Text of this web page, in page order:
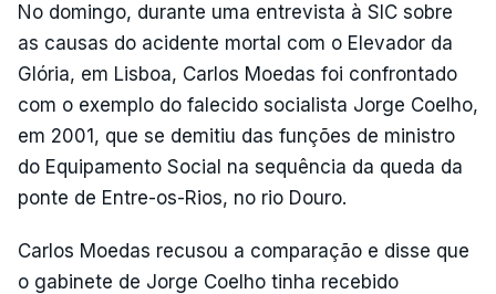
No domingo, durante uma entrevista à SIC sobre
as causas do acidente mortal com o Elevador da
Glória, em Lisboa, Carlos Moedas foi confrontado
com o exemplo do falecido socialista Jorge Coelho,
em 2001, que se demitiu das funções de ministro
do Equipamento Social na sequência da queda da
ponte de Entre-os-Rios, no rio Douro.
Carlos Moedas recusou a comparação e disse que
o gabinete de Jorge Coelho tinha recebido